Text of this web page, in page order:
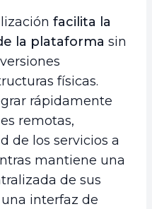
facilita la
la plataforma sin
físicas.
rápidamente
remotas,
de los servicios a
mantiene una
de sus
interfaz de